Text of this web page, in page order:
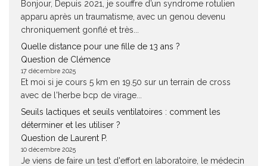
Bonjour, Depuis 2021, je souffre d’un syndrome rotulien
apparu après un traumatisme, avec un genou devenu
chroniquement gonflé et très...
Quelle distance pour une fille de 13 ans ?
Question de Clémence
17 décembre 2025
Et moi si je cours 5 km en 19.50 sur un terrain de cross
avec de l'herbe bcp de virage...
Seuils lactiques et seuils ventilatoires : comment les
déterminer et les utiliser ?
Question de Laurent P.
10 décembre 2025
Je viens de faire un test d'effort en laboratoire, le médecin